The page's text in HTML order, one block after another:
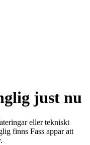
just nu
eller tekniskt
finns Fass appar att